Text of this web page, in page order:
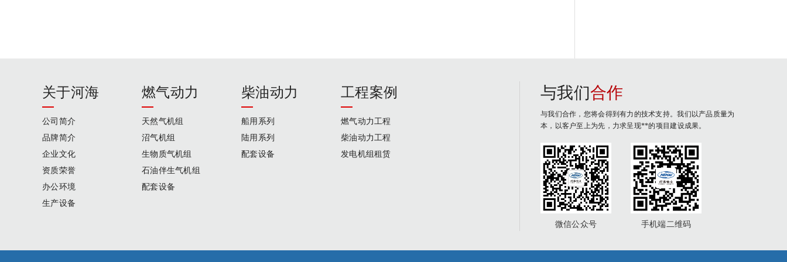
关于河海
公司简介
品牌简介
企业文化
资质荣誉
办公环境
生产设备
燃气动力
天然气机组
沼气机组
生物质气机组
石油伴生气机组
配套设备
柴油动力
船用系列
陆用系列
配套设备
工程案例
燃气动力工程
柴油动力工程
发电机组租赁
与我们合作
与我们合作，您将会得到有力的技术支持。我们以产品质量为
本，以客户至上为先，力求呈现**的项目建设成果。
微信公众号 手机端二维码